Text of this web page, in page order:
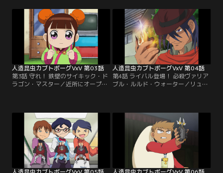
ョン」の総帥にして最強のボーガー
「ビッグバン」。そのビッグバンに
決勝を前に浴びせられた言葉「今の
お前では私には勝てない！」。何が
足りないのか悩むリュウセイ。【提
供：バンダイチャンネル】
とも言える行動に戸惑うリュウセ
イ。残り少ない人生を懸けた勝治の
想いをリュウセイに伝える勝治の母
親。その熱い想いに応えるためリュ
ウセイは勝治の挑戦を受ける事を決
意。【提供：バンダイチャンネル】
人造昆虫カブトボーグVxV 第03話
第3話 守れ！ 鉄壁のサイキック・ド
ラゴン・マスター／近所にオープン
セイと勝治。ところがリュウセイが
暴走、勝手に店の存続をボーグバト
ルの試合に賭けてしまった。ところ
が相手の中華三兄弟はボーグバトル
の賞金を開店資金にしていた強者ボ
ーガーだった。【提供：バンダイチ
ャンネル】
人造昆虫カブトボーグVxV 第04話
第4話 ライバル登場！ 必殺ヴァリア
ブル・ルルド・ウォーター／リュウ
セイ達の前に現れ挑戦してきた。ジ
ョニーの正体を調べるべく町の情報
屋「ジェニファーの店」に向かうリ
ュウセイ達。そこには意外にもジョ
ニーの過去を知る女が働いていた。
【提供：バンダイチャンネル】